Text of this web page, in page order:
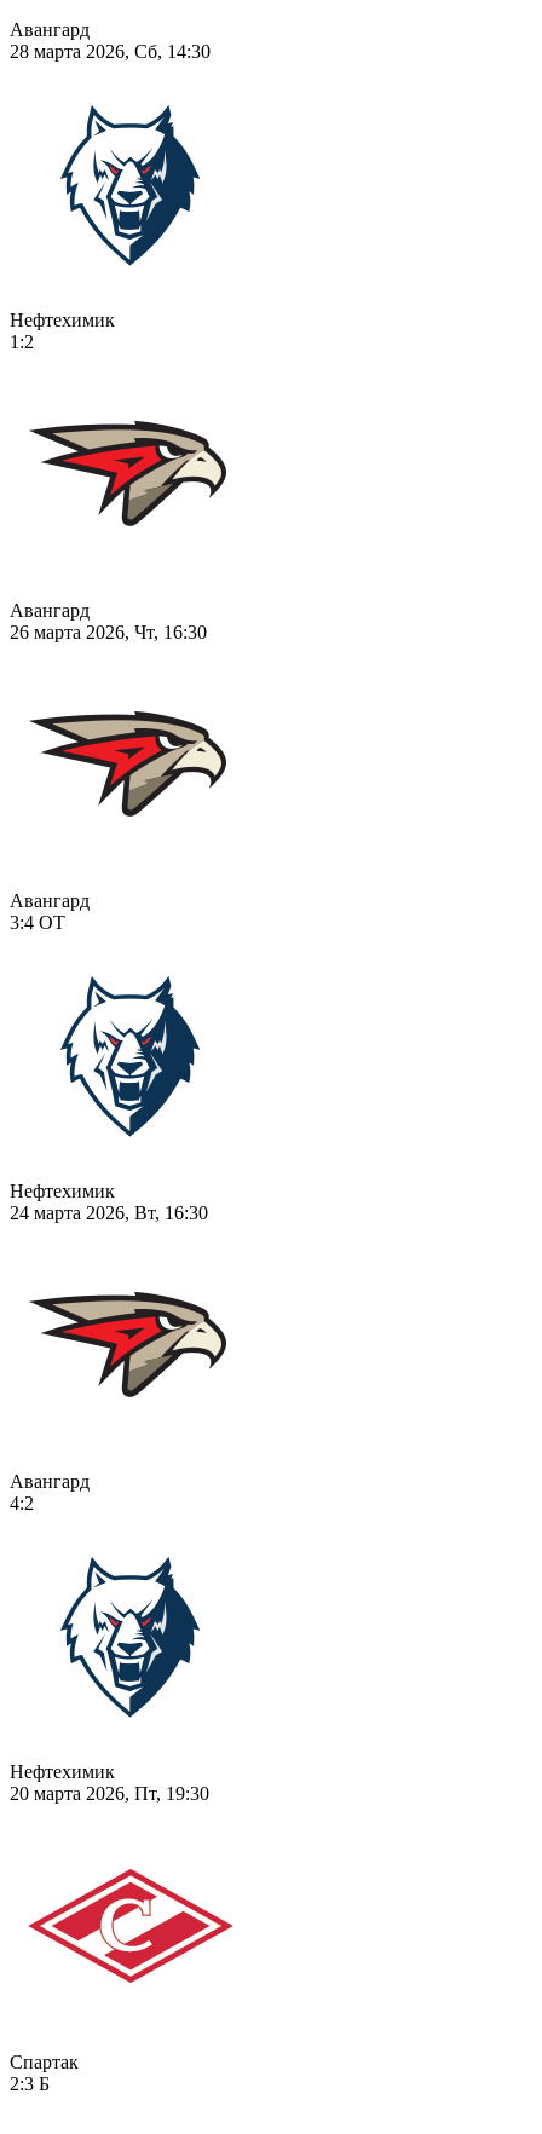
Авангард
28 марта 2026, Сб, 14:30
Нефтехимик
1:2
Авангард
26 марта 2026, Чт, 16:30
Авангард
3:4 ОТ
Нефтехимик
24 марта 2026, Вт, 16:30
Авангард
4:2
Нефтехимик
20 марта 2026, Пт, 19:30
Спартак
2:3 Б